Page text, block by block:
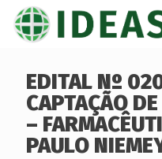
EDITAL Nº
CAPTAÇÃO
–
PAULO